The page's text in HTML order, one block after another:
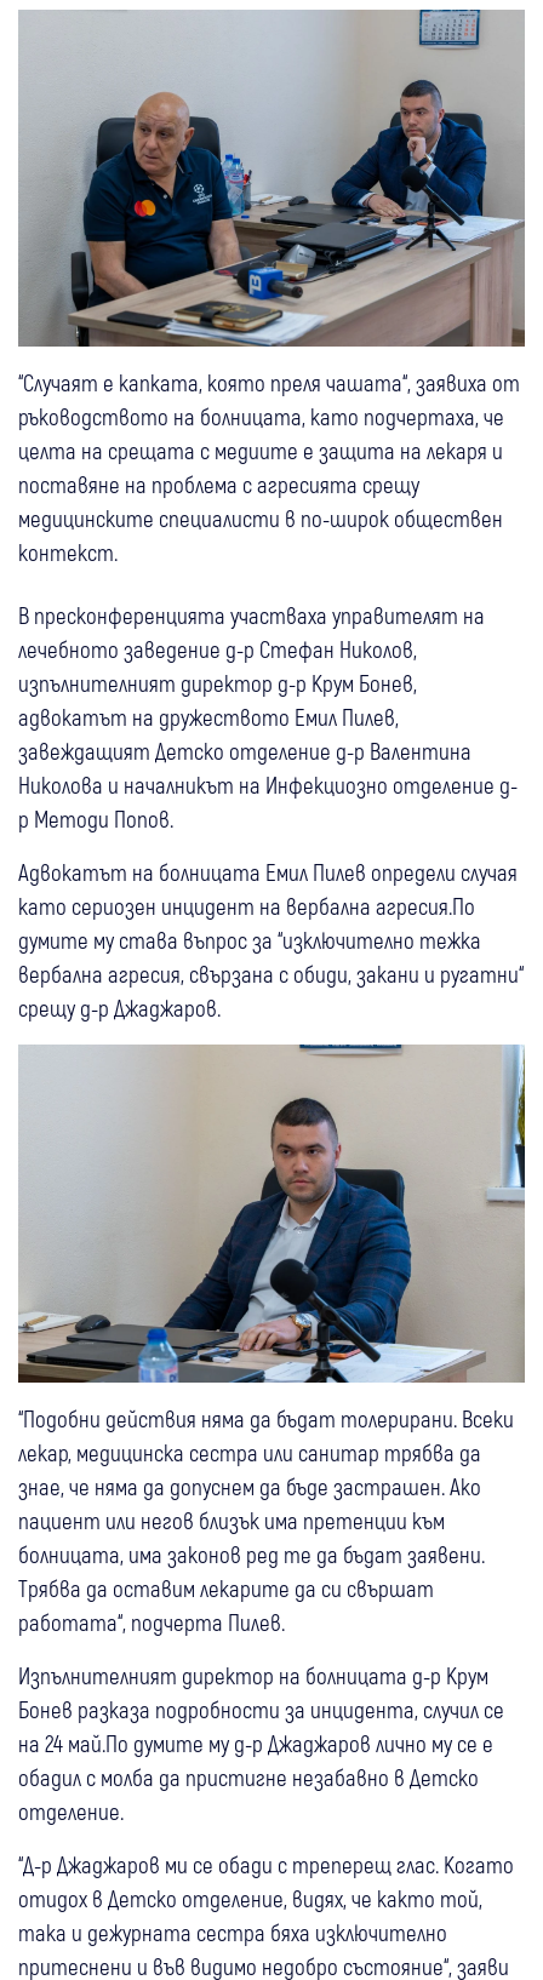
“Случаят е капката, която преля чашата“, заявиха от
ръководството на болницата, като подчертаха, че
целта на срещата с медиите е защита на лекаря и
поставяне на проблема с агресията срещу
медицинските специалисти в по-широк обществен
контекст.
В пресконференцията участваха управителят на
лечебното заведение д-р Стефан Николов,
изпълнителният директор д-р Крум Бонев,
адвокатът на дружеството Емил Пилев,
завеждащият Детско отделение д-р Валентина
Николова и началникът на Инфекциозно отделение д-
р Методи Попов.
Адвокатът на болницата Емил Пилев определи случая
като сериозен инцидент на вербална агресия.По
думите му става въпрос за “изключително тежка
вербална агресия, свързана с обиди, закани и ругатни“
срещу д-р Джаджаров.
“Подобни действия няма да бъдат толерирани. Всеки
лекар, медицинска сестра или санитар трябва да
знае, че няма да допуснем да бъде застрашен. Ако
пациент или негов близък има претенции към
болницата, има законов ред те да бъдат заявени.
Трябва да оставим лекарите да си свършат
работата“, подчерта Пилев.
Изпълнителният директор на болницата д-р Крум
Бонев разказа подробности за инцидента, случил се
на 24 май.По думите му д-р Джаджаров лично му се е
обадил с молба да пристигне незабавно в Детско
отделение.
“Д-р Джаджаров ми се обади с треперещ глас. Когато
отидох в Детско отделение, видях, че както той,
така и дежурната сестра бяха изключително
притеснени и във видимо недобро състояние“, заяви